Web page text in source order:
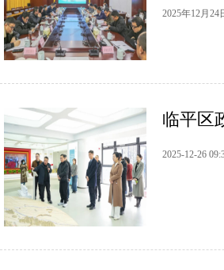
2025年12月
临平区
2025-12-26